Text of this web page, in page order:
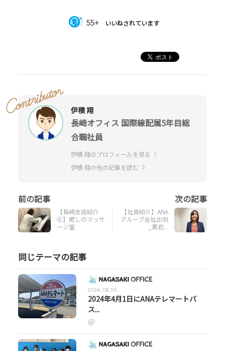
55+ いいねされています
伊積 翔
長崎オフィス 国際線配属5年目総
合職社員
伊積 翔のプロフィールを見る
伊積 翔の他の記事を読む
【長崎支店紹介
⑥】癒しのマッサ
ージ室
【社員紹介】ANA
グループ会社出向
_黒岩...
同じテーマの記事
2024.05.30
2024年4月1日にANAテレマートバ
ス...